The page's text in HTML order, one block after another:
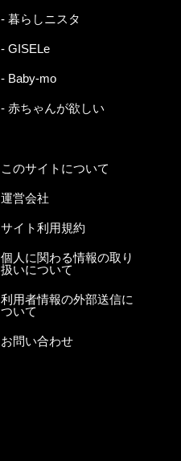
- 暮らしニスタ
- GISELe
- Baby-mo
- 赤ちゃんが欲しい
このサイトについて
運営会社
サイト利用規約
個人に関わる情報の取り
扱いについて
利用者情報の外部送信に
ついて
お問い合わせ